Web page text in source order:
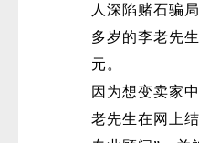
人深陷赌石骗
多岁的李老先
元。
因为想变卖家
老先生在网上